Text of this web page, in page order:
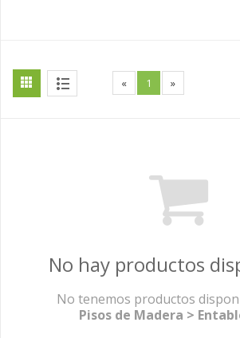
« 1 »
No hay productos
No tenemos productos
Pisos de Madera >